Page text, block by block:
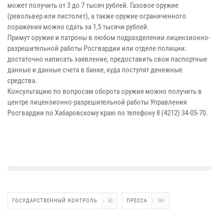
может получить от 3 до 7 тысяч рублей. Газовое оружие
(револьвер или пистолет), а также оружие ограниченного
поражения можно сдать за 1,5 тысячи рублей.
Примут оружие и патроны в любом подразделении лицензионно-
разрешительной работы Росгвардии или отделе полиции:
достаточно написать заявление, предоставить свои паспортные
данные и данные счета в банке, куда поступят денежные
средства.
Консультацию по вопросам оборота оружия можно получить в
центре лицензионно-разрешительной работы Управления
Росгвардии по Хабаровскому краю по телефону 8 (4212) 34-05-70.
ГОСУДАРСТВЕННЫЙ КОНТРОЛЬ 50 ПРЕССА 361